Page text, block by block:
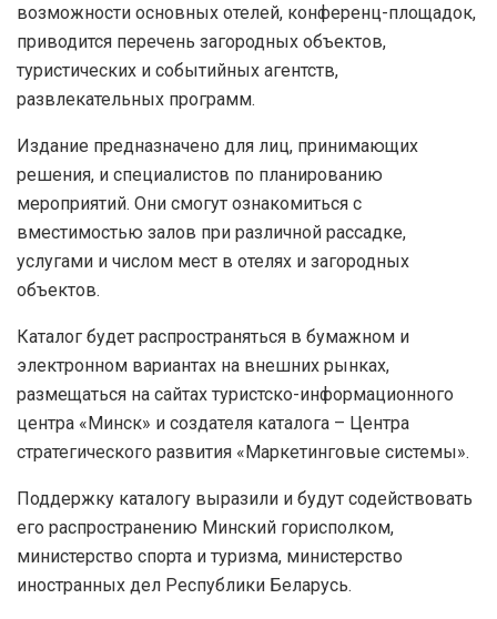
возможности основных отелей, конференц-площадок,
приводится перечень загородных объектов,
туристических и событийных агентств,
развлекательных программ.
Издание предназначено для лиц, принимающих
решения, и специалистов по планированию
мероприятий. Они смогут ознакомиться с
вместимостью залов при различной рассадке,
услугами и числом мест в отелях и загородных
объектов.
Каталог будет распространяться в бумажном и
электронном вариантах на внешних рынках,
размещаться на сайтах туристско-информационного
центра «Минск» и создателя каталога – Центра
стратегического развития «Маркетинговые системы».
Поддержку каталогу выразили и будут содействовать
его распространению Минский горисполком,
министерство спорта и туризма, министерство
иностранных дел Республики Беларусь.